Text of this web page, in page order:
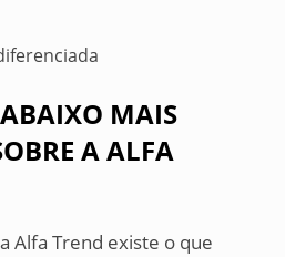
MAIS
A ALFA
Alfa Trend existe o que